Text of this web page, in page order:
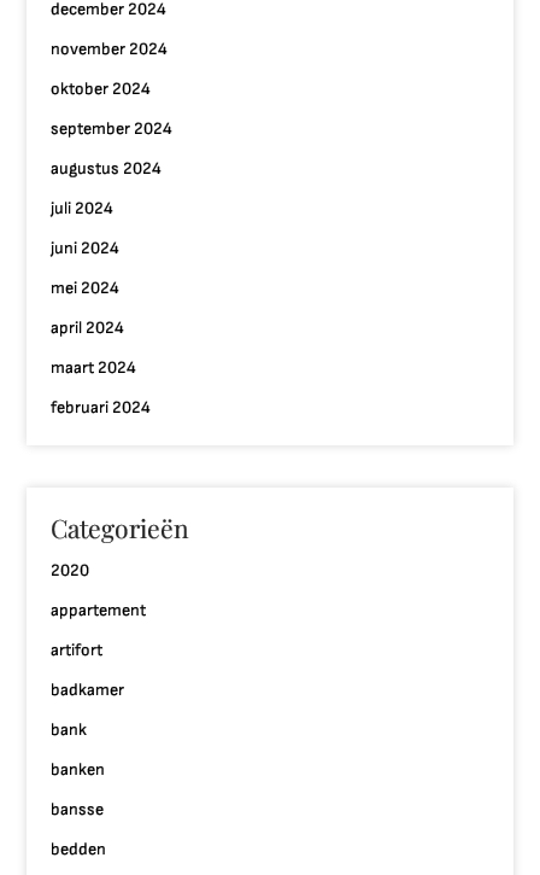
december 2024
november 2024
oktober 2024
september 2024
augustus 2024
juli 2024
juni 2024
mei 2024
april 2024
maart 2024
februari 2024
Categorieën
2020
appartement
artifort
badkamer
bank
banken
bansse
bedden